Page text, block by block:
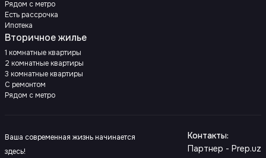
Рядом с метро
Есть рассрочка
Ипотека
Вторичное жилье
1 комнатные квартиры
2 комнатные квартиры
3 комнатные квартиры
С ремонтом
Рядом с метро
Ваша современная жизнь начинается
здесь!
Контакты:
Партнер - Prep.uz